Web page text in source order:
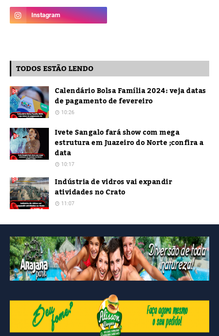
TODOS ESTÃO LENDO
Calendário Bolsa Família 2024: veja datas
de pagamento de fevereiro
10:26
Ivete Sangalo fará show com mega
estrutura em Juazeiro do Norte ;confira a
data
10:17
Indústria de vidros vai expandir
atividades no Crato
11:07